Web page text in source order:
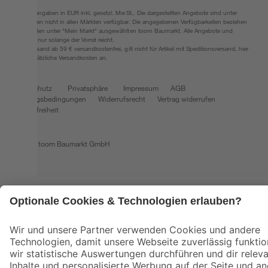
Alle Preisangaben in EUR inkl. gesetzl. MwSt.. Die dargestellten Angebote sind unter
Umständen nicht in allen Märkten verfügbar. Die angegebenen Verfügbarkeiten beziehen
sich auf den unter "Mein Markt" ausgewählten toom Baumarkt. Alle Angebote und
Produkte nur solange der Vorrat reicht.
*Paketversand ab 59 € versandkostenfrei, gilt nicht für Artikel mit Speditionsversand, hier
fallen zusätzliche Versandkosten an.
Datenschutz Privatsphäre Impressum
AGB
Nutzungsbedingungen
Widerrufsrecht
Vertrag widerrufen
Barrierefreiheit
© 2026 toom Baumarkt GmbH